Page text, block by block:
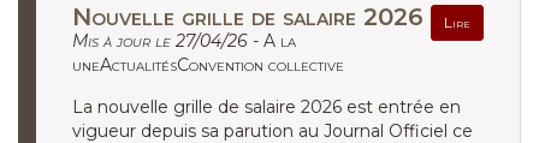
Nouvelle grille de salaire 2026 Lire
Mis à jour le 27/04/26 - A la
uneActualitésConvention collective
La nouvelle grille de salaire 2026 est entrée en
vigueur depuis sa parution au Journal Officiel ce